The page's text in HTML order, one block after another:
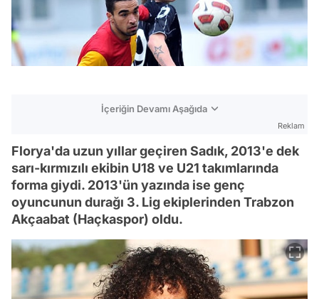
İçeriğin Devamı Aşağıda
Reklam
Florya'da uzun yıllar geçiren Sadık, 2013'e dek
sarı-kırmızılı ekibin U18 ve U21 takımlarında
forma giydi. 2013'ün yazında ise genç
oyuncunun durağı 3. Lig ekiplerinden Trabzon
Akçaabat (Haçkaspor) oldu.